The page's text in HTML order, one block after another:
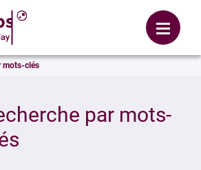
Menu
par mots-
mots-clés